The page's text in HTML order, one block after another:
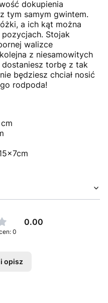
dokupienia
tym samym gwintem.
a ich kąt można
Stojak
walizce
z niesamowitych
torbę z tak
będziesz chciał nosić
rodpoda!
0.00
0
opisz